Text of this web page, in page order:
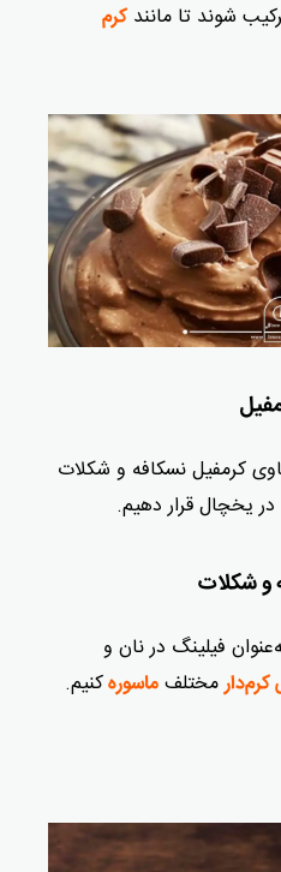
شوند تا مانند کرم
کرمفیل نسکافه و شکلات
یخچال قرار دهیم.
و شکلات
فیلینگ در نان و
مختلف ماسورهکنیم.